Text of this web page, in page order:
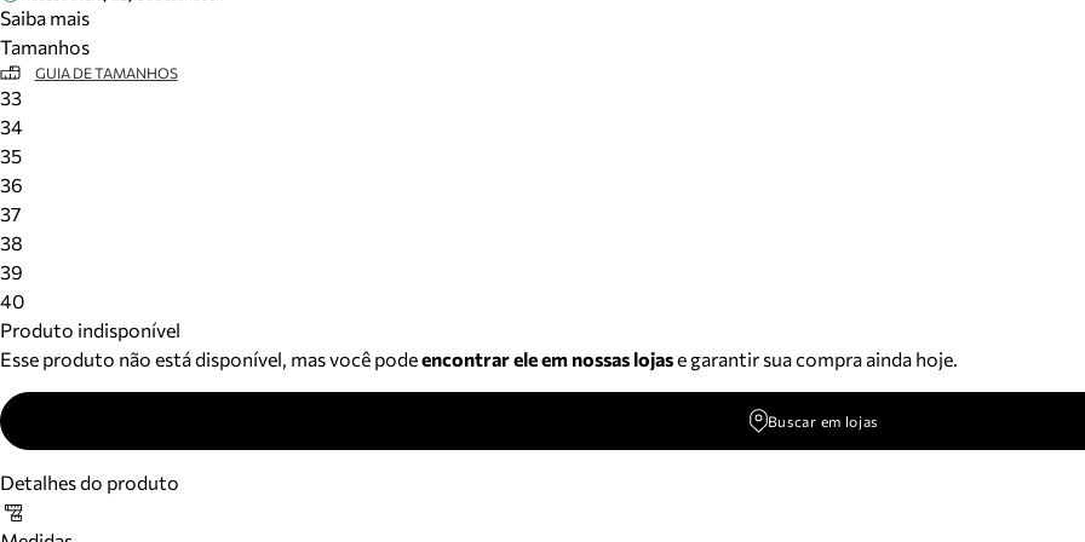
Saiba mais
Tamanhos
GUIA DE TAMANHOS
33
34
35
36
37
38
39
40
Produto indisponível
Esse produto não está disponível, mas você podeencontrar ele em nossas lojase garantir sua compra ainda hoje.
Buscar em lojas
Detalhes do produto